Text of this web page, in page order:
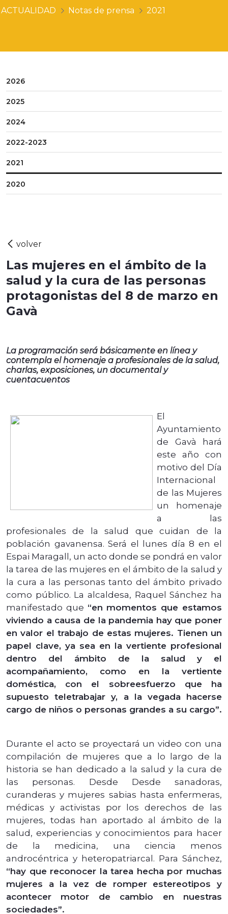
ACTUALIDAD Notas de prensa 2021
2026
2025
2024
2022-2023
2021
2020
Las mujeres en el ámbito de la
salud y la cura de las personas
protagonistas del 8 de marzo en
Gavà
La programación será básicamente en línea y
contempla el homenaje a profesionales de la salud,
charlas, exposiciones, un documental y
cuentacuentos
El
Ayuntamiento
de Gavà hará
este año con
motivo del Día
Internacional
de las Mujeres
un homenaje
a las
profesionales de la salud que cuidan de la
población gavanensa. Será el lunes día 8 en el
Espai Maragall, un acto donde se pondrá en valor
la tarea de las mujeres en el ámbito de la salud y
la cura a las personas tanto del ámbito privado
como público. La alcaldesa, Raquel Sánchez ha
manifestado que “en momentos que estamos
viviendo a causa de la pandemia hay que poner
en valor el trabajo de estas mujeres. Tienen un
papel clave, ya sea en la vertiente profesional
dentro del ámbito de la salud y el
acompañamiento, como en la vertiente
doméstica, con el sobreesfuerzo que ha
supuesto teletrabajar y, a la vegada hacerse
cargo de niños o personas grandes a su cargo”.
Durante el acto se proyectará un video con una
compilación de mujeres que a lo largo de la
historia se han dedicado a la salud y la cura de
las personas. Desde Desde sanadoras,
curanderas y mujeres sabias hasta enfermeras,
médicas y activistas por los derechos de las
mujeres, todas han aportado al ámbito de la
salud, experiencias y conocimientos para hacer
de la medicina, una ciencia menos
androcéntrica y heteropatriarcal. Para Sánchez,
“hay que reconocer la tarea hecha por muchas
mujeres a la vez de romper estereotipos y
acontecer motor de cambio en nuestras
sociedades”.